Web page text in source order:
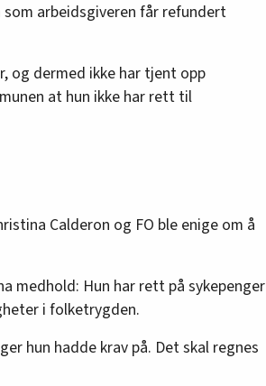
som arbeidsgiveren får refundert
og dermed ikke har tjent opp
at hun ikke har rett til
Calderon og FO ble enige om å
medhold: Hun har rett på sykepenger
i folketrygden.
hun hadde krav på. Det skal regnes